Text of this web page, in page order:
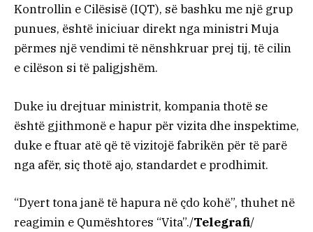
Kontrollin e Cilësisë (IQT), së bashku me një grup
punues, është iniciuar direkt nga ministri Muja
përmes një vendimi të nënshkruar prej tij, të cilin
e cilëson si të paligjshëm.
Duke iu drejtuar ministrit, kompania thotë se
është gjithmonë e hapur për vizita dhe inspektime,
duke e ftuar atë që të vizitojë fabrikën për të parë
nga afër, siç thotë ajo, standardet e prodhimit.
“Dyert tona janë të hapura në çdo kohë”, thuhet në
reagimin e Qumështores “Vita”./Telegrafi/